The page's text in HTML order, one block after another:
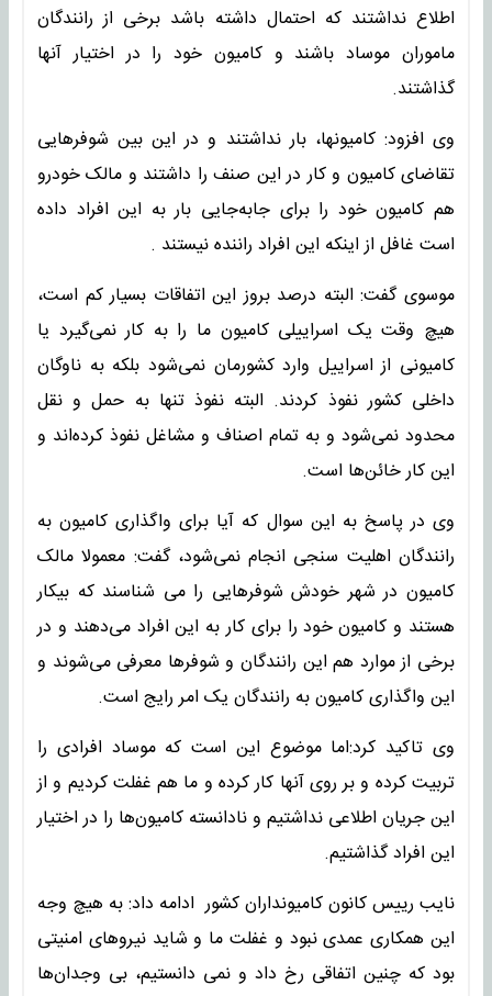
اطلاع نداشتند که احتمال داشته باشد برخی از رانندگان
ماموران موساد باشند و کامیون خود را در اختیار آنها
گذاشتند.
وی افزود: کامیونها،‌ بار نداشتند و در این بین شوفرهایی
تقاضای کامیون و کار در این صنف را داشتند و مالک خودرو
هم کامیون خود را برای جابه‌جایی بار به این افراد داده
است غافل از اینکه این افراد راننده نیستند .
موسوی گفت: البته درصد بروز این اتفاقات بسیار کم است،
هیچ وقت یک اسراییلی کامیون ما را به کار نمی‌گیرد یا
کامیونی از اسراییل وارد کشورمان نمی‌شود بلکه به ناوگان
داخلی کشور نفوذ کردند. البته نفوذ تنها به حمل و نقل
محدود نمی‌شود و به تمام اصناف و مشاغل نفوذ کرده‌اند و
این کار خائن‌ها است.
وی در پاسخ به این سوال که آیا برای واگذاری کامیون به
رانندگان اهلیت سنجی انجام نمی‌شود، گفت: معمولا مالک
کامیون در شهر خودش شوفرهایی را می شناسند که بیکار
هستند و کامیون خود را برای کار به این افراد می‌دهند و در
برخی از موارد هم این رانندگان و شوفرها معرفی می‌شوند و
این واگذاری کامیون به رانندگان یک امر رایج است.
وی تاکید کرد:اما موضوع این است که موساد افرادی را
تربیت کرده و بر روی آنها کار کرده و ما هم غفلت کردیم و از
این جریان اطلاعی نداشتیم و نادانسته کامیون‌ها را در اختیار
این افراد گذاشتیم.
نایب رییس کانون کامیونداران کشور ادامه داد: به هیچ وجه
این همکاری عمدی نبود و غفلت ما و شاید نیروهای امنیتی
بود که چنین اتفاقی رخ داد و نمی دانستیم، بی وجدان‌ها